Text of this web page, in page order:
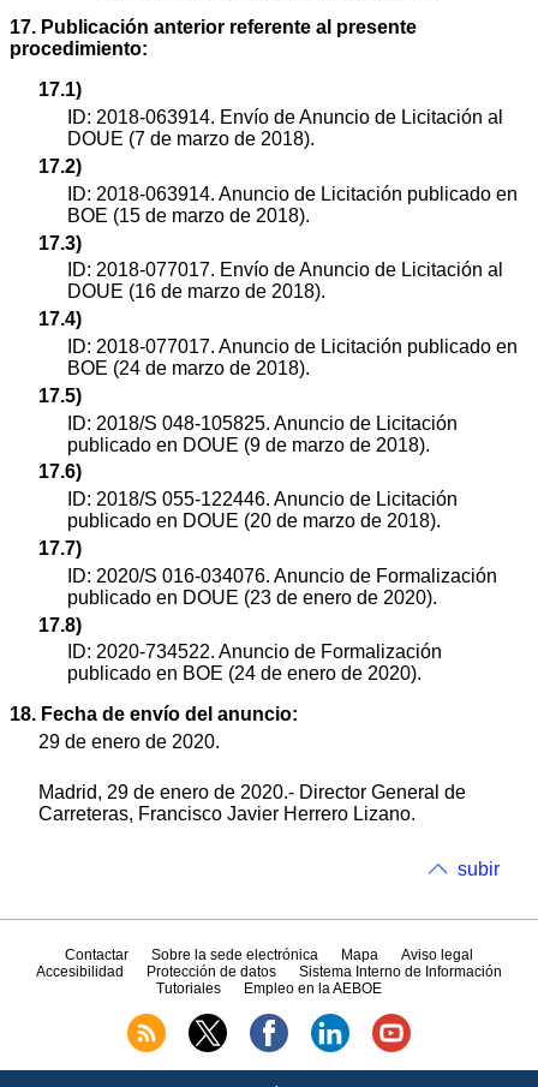
17. Publicación anterior referente al presente
procedimiento:
17.1)
ID: 2018-063914. Envío de Anuncio de Licitación al
DOUE (7 de marzo de 2018).
17.2)
ID: 2018-063914. Anuncio de Licitación publicado en
BOE (15 de marzo de 2018).
17.3)
ID: 2018-077017. Envío de Anuncio de Licitación al
DOUE (16 de marzo de 2018).
17.4)
ID: 2018-077017. Anuncio de Licitación publicado en
BOE (24 de marzo de 2018).
17.5)
ID: 2018/S 048-105825. Anuncio de Licitación
publicado en DOUE (9 de marzo de 2018).
17.6)
ID: 2018/S 055-122446. Anuncio de Licitación
publicado en DOUE (20 de marzo de 2018).
17.7)
ID: 2020/S 016-034076. Anuncio de Formalización
publicado en DOUE (23 de enero de 2020).
17.8)
ID: 2020-734522. Anuncio de Formalización
publicado en BOE (24 de enero de 2020).
18. Fecha de envío del anuncio:
29 de enero de 2020.
Madrid, 29 de enero de 2020.- Director General de
Carreteras, Francisco Javier Herrero Lizano.
subir
Contactar Sobre la sede electrónica Mapa
Aviso legal
Accesibilidad
Protección de datos
Sistema Interno de Información
Tutoriales
Empleo en la AEBOE